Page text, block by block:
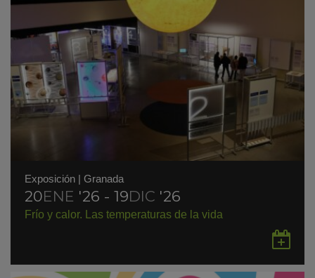
Exposición | Granada
20ENE '26 - 19DIC '26
Frío y calor. Las temperaturas de la vida
en